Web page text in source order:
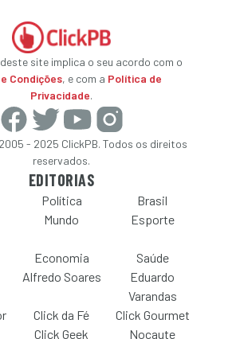
site implica o seu acordo com o
Condições, e com a Política de
Privacidade.
- 2025 ClickPB. Todos os direitos
reservados.
EDITORIAS
Política
Brasil
Mundo Esporte
Economia
Saúde
Alfredo Soares
Eduardo
Varandas
Click da Fé
Click Gourmet
Click Geek Nocaute